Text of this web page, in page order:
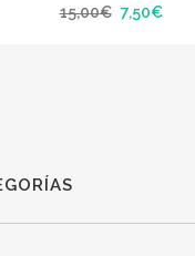
15,00€ El
7,50€El